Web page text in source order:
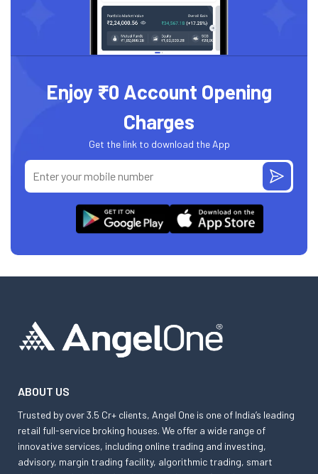
Enjoy ₹0 Account Opening
Charges
Get the link to download the App
ABOUT US
Trusted by over 3.5 Cr+ clients, Angel One is one of India’s leading
retail full-service broking houses. We offer a wide range of
innovative services, including online trading and investing,
advisory, margin trading facility, algorithmic trading, smart